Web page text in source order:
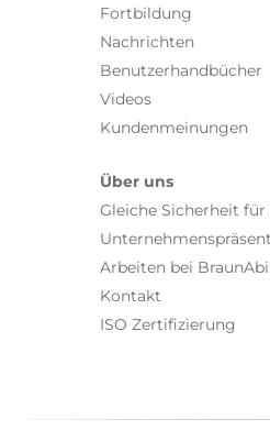
Fortbildung
Nachrichten
Benutzerhandbücher
Videos
Kundenmeinungen
Über uns
Gleiche Sicherheit für
Arbeiten bei
Kontakt
ISO Zertifizierung